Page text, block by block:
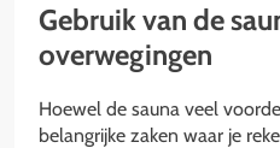
Gebruik van de
overwegingen
Hoewel de sauna veel
belangrijke zaken waar je